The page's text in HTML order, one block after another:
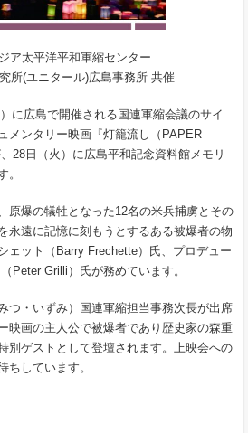
ア太平洋平和軍縮センター
所(ユニタール)広島事務所 共催
に広島で開催される国連軍縮会議のサイ
メンタリー映画『灯籠流し（PAPER
28日（火）に広島平和記念資料館メモリ
。
原爆の犠牲となった12名の米兵捕虜とその
永遠に記憶に刻もうとするある被爆者の物
ェット（Barry Frechette）氏、プロデュー
Peter Grilli）氏が務めています。
つ・いずみ）国連軍縮担当事務次長が出席
映画の主人公で被爆者であり歴史家の森重
別ゲストとして登壇されます。上映会への
ちしています。